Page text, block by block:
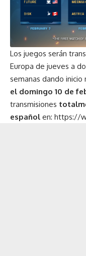
Los juegos serán
Europa de jueves a
semanas dando inicio
el domingo 10 de
transmisiones
español en: https://